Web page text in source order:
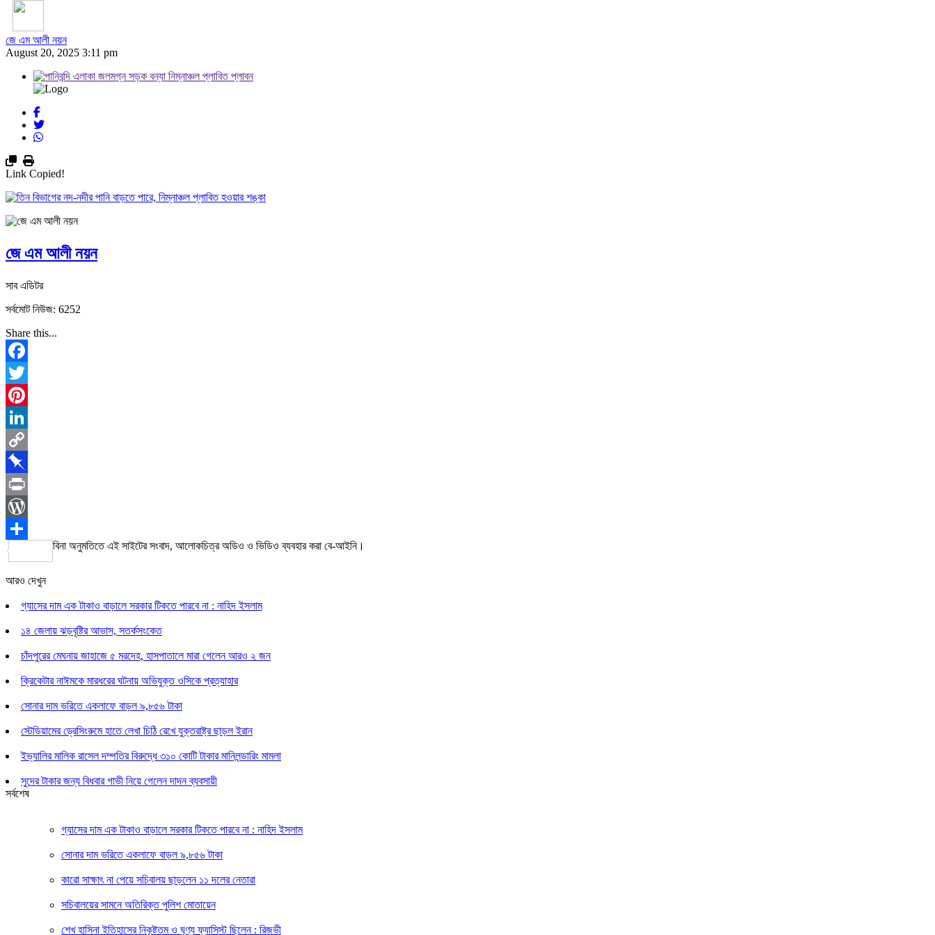
জে এম আলী নয়ন
August 20, 2025 3:11 pm
Link Copied!
জে এম আলী নয়ন
সাব এডিটর
সর্বমোট নিউজ: 6252
Share this...
Facebook
Twitter
Pinterest
LinkedIn
Copy
Link
Pinboard
Print
WordPress
Share
বিনা অনুমতিতে এই সাইটের সংবাদ, আলোকচিত্র অডিও ও ভিডিও ব্যবহার করা বে-আইনি।
আরও দেখুন
গ্যাসের দাম এক টাকাও বাড়ালে সরকার টিকতে পারবে না : নাহিদ ইসলাম
১৪ জেলায় ঝড়বৃষ্টির আভাস, সতর্কসংকেত
চাঁদপুরের মেঘনায় জাহাজে ৫ মরদেহ, হাসপাতালে মারা গেলেন আরও ২ জন
ক্রিকেটার নাঈমকে মারধরের ঘটনায় অভিযুক্ত ওসিকে প্রত্যাহার
সোনার দাম ভরিতে একলাফে বাড়ল ৯,৮৫৬ টাকা
স্টেডিয়ামের ড্রেসিংরুমে হাতে লেখা চিঠি রেখে যুক্তরাষ্ট্র ছাড়ল ইরান
ইভ্যালির মালিক রাসেল দম্পতির বিরুদ্ধে ৩১০ কোটি টাকার মানিলন্ডারিং মামলা
সুদের টাকার জন্য বিধবার গাভী নিয়ে গেলেন দাদন ব্যবসায়ী
সর্বশেষ
গ্যাসের দাম এক টাকাও বাড়ালে সরকার টিকতে পারবে না : নাহিদ ইসলাম
সোনার দাম ভরিতে একলাফে বাড়ল ৯,৮৫৬ টাকা
কারো সাক্ষাৎ না পেয়ে সচিবালয় ছাড়লেন ১১ দলের নেতারা
সচিবালয়ের সামনে অতিরিক্ত পুলিশ মোতায়েন
শেখ হাসিনা ইতিহাসের নিকৃষ্টতম ও ঘৃণ্য ফ্যাসিস্ট ছিলেন : রিজভী